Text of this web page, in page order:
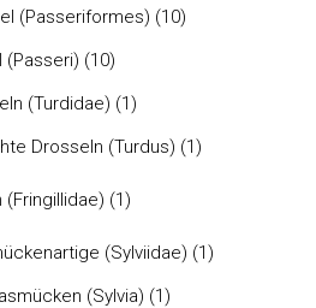
(Passeriformes) (10)
(Passeri) (10)
(Turdidae) (1)
Drosseln (Turdus) (1)
(Fringillidae) (1)
(Sylviidae) (1)
(Sylvia) (1)